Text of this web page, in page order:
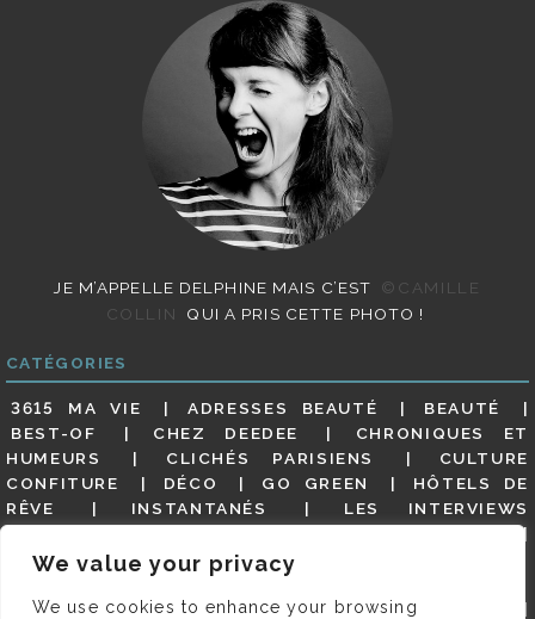
We value your privacy
We use cookies to enhance your browsing
JE M’APPELLE DELPHINE MAIS C’EST
©CAMILLE
COLLIN
QUI A PRIS CETTE PHOTO !
CATÉGORIES
3615 MA VIE ADRESSES BEAUTÉ
BEAUTÉ
BEST-OF
CHEZ DEEDEE
CHRONIQUES ET
HUMEURS
CLICHÉS PARISIENS
CULTURE
CONFITURE
DÉCO GO GREEN
HÔTELS DE
RÊVE
INSTANTANÉS
LES INTERVIEWS
MES ADRESSES
MODE NON CLASSÉ
GUIDE
PARIS EN PHOTOS RESTAURANTS